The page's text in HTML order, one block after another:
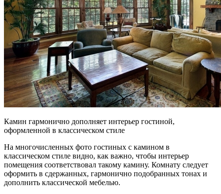
Камин гармонично дополняет интерьер гостиной,
оформленной в классическом стиле
На многочисленных фото гостиных с камином в
классическом стиле видно, как важно, чтобы интерьер
помещения соответствовал такому камину. Комнату следует
оформить в сдержанных, гармонично подобранных тонах и
дополнить классической мебелью.